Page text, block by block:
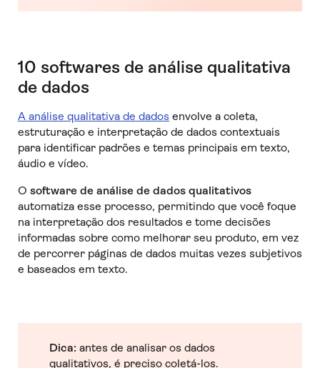
10 softwares de análise qualitativa
de dados
A análise qualitativa de dados envolve a coleta,
estruturação e interpretação de dados contextuais
para identificar padrões e temas principais em texto,
áudio e vídeo.
O software de análise de dados qualitativos
automatiza esse processo, permitindo que você foque
na interpretação dos resultados e tome decisões
informadas sobre como melhorar seu produto, em vez
de percorrer páginas de dados muitas vezes subjetivos
e baseados em texto.
Dica: antes de analisar os dados
qualitativos, é preciso coletá-los.